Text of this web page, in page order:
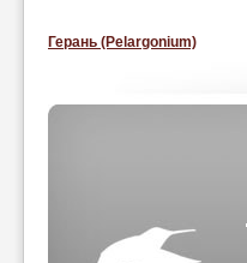
Герань (Pelargonium)